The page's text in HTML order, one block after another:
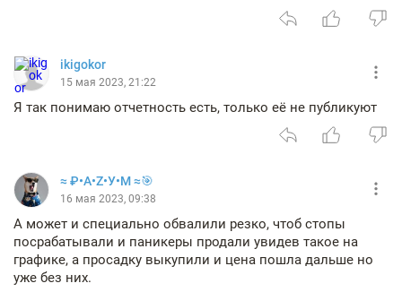
ikigokor
15 мая 2023, 21:22
Я так понимаю отчетность есть, только её не публикуют
≈ ₽•А•Z•У•М ≈🎯
16 мая 2023, 09:38
А может и специально обвалили резко, чтоб стопы
посрабатывали и паникеры продали увидев такое на
графике, а просадку выкупили и цена пошла дальше но
уже без них.